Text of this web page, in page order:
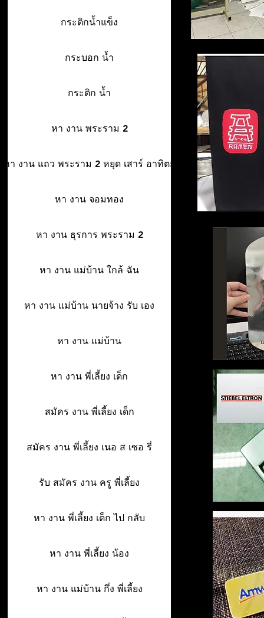
กระติกน้ำแข็ง
กระบอก น้ำ
กระติก น้ำ
หา งาน พระราม 2
หา งาน แถว พระราม 2 หยุด เสาร์ อาทิตย์
หา งาน จอมทอง
หา งาน ธุรการ พระราม 2
หา งาน แม่บ้าน ใกล้ ฉัน
หา งาน แม่บ้าน นายจ้าง รับ เอง
หา งาน แม่บ้าน
หา งาน พี่เลี้ยง เด็ก
สมัคร งาน พี่เลี้ยง เด็ก
สมัคร งาน พี่เลี้ยง เนอ ส เซอ รี่
รับ สมัคร งาน ครู พี่เลี้ยง
หา งาน พี่เลี้ยง เด็ก ไป กลับ
หา งาน พี่เลี้ยง น้อง
หา งาน แม่บ้าน กึ่ง พี่เลี้ยง